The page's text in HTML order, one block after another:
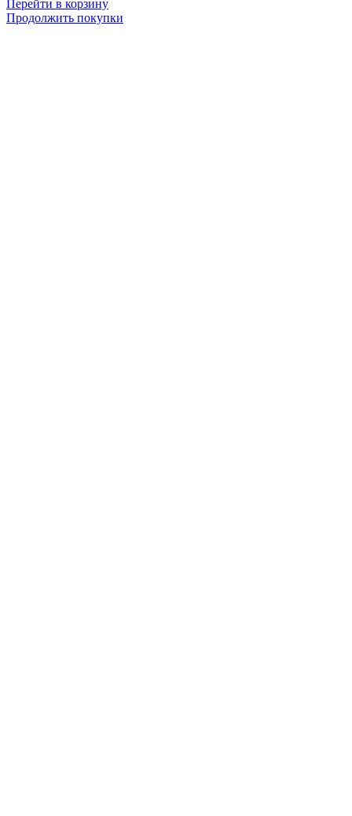
Перейти в корзину
Продолжить покупки